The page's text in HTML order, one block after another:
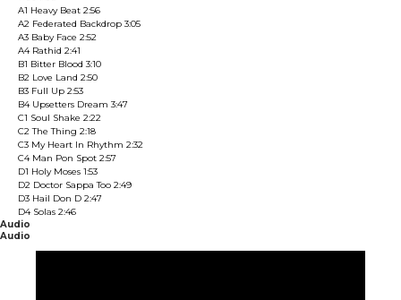
A1 Heavy Beat 2:56
A2 Federated Backdrop 3:05
A3 Baby Face 2:52
A4 Rathid 2:41
B1 Bitter Blood 3:10
B2 Love Land 2:50
B3 Full Up 2:53
B4 Upsetters Dream 3:47
C1 Soul Shake 2:22
C2 The Thing 2:18
C3 My Heart In Rhythm 2:32
C4 Man Pon Spot 2:57
D1 Holy Moses 1:53
D2 Doctor Sappa Too 2:49
D3 Hail Don D 2:47
D4 Solas 2:46
Audio
Audio